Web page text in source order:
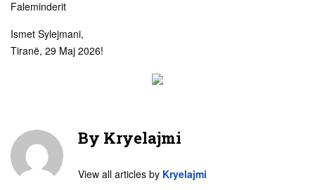
Faleminderit
Ismet Sylejmani,
Tiranë, 29 Maj 2026!
By Kryelajmi
View all articles by Kryelajmi